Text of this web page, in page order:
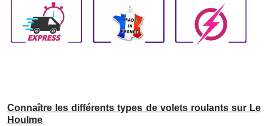
Connaître les différents types de volets roulants sur Le
Houlme